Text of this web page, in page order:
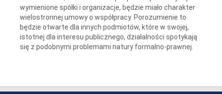
wymienione spółki i organizacje, będzie miało charakter
wielostronnej umowy o współpracy. Porozumienie to
będzie otwarte dla innych podmiotów, które w swojej,
istotnej dla interesu publicznego, działalności spotykają
się z podobnymi problemami natury formalno-prawnej.